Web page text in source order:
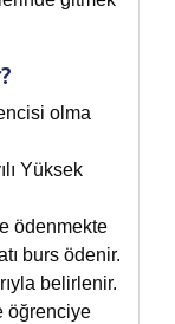
olma
Yüksek
ödenmekte
burs ödenir.
belirlenir.
öğrenciye